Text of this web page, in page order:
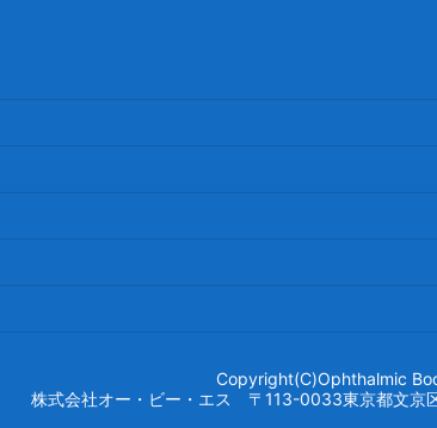
Copyright(C)Ophthalmic
株式会社オー・ビー・エス 〒113-0033東京都